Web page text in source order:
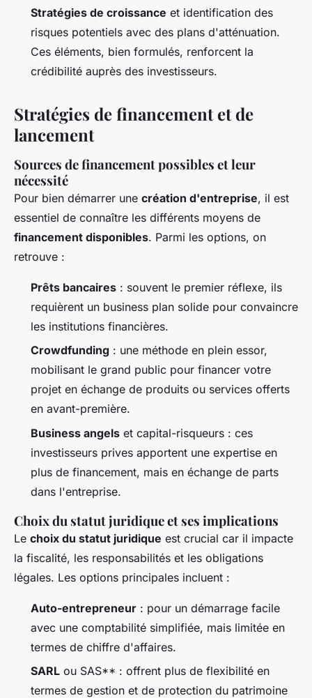
Stratégies de croissance et identification des
risques potentiels avec des plans d'atténuation.
Ces éléments, bien formulés, renforcent la
crédibilité auprès des investisseurs.
Stratégies de financement et de
lancement
Sources de financement possibles et leur
nécessité
Pour bien démarrer une création d'entreprise, il est
essentiel de connaître les différents moyens de
financement disponibles. Parmi les options, on
retrouve :
Prêts bancaires : souvent le premier réflexe, ils
requièrent un business plan solide pour convaincre
les institutions financières.
Crowdfunding : une méthode en plein essor,
mobilisant le grand public pour financer votre
projet en échange de produits ou services offerts
en avant-première.
Business angels et capital-risqueurs : ces
investisseurs prives apportent une expertise en
plus de financement, mais en échange de parts
dans l'entreprise.
Choix du statut juridique et ses implications
Le choix du statut juridique est crucial car il impacte
la fiscalité, les responsabilités et les obligations
légales. Les options principales incluent :
Auto-entrepreneur : pour un démarrage facile
avec une comptabilité simplifiée, mais limitée en
termes de chiffre d'affaires.
SARL ou SAS** : offrent plus de flexibilité en
termes de gestion et de protection du patrimoine